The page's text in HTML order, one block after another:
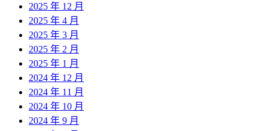
2025 年 12 月
2025 年 4 月
2025 年 3 月
2025 年 2 月
2025 年 1 月
2024 年 12 月
2024 年 11 月
2024 年 10 月
2024 年 9 月